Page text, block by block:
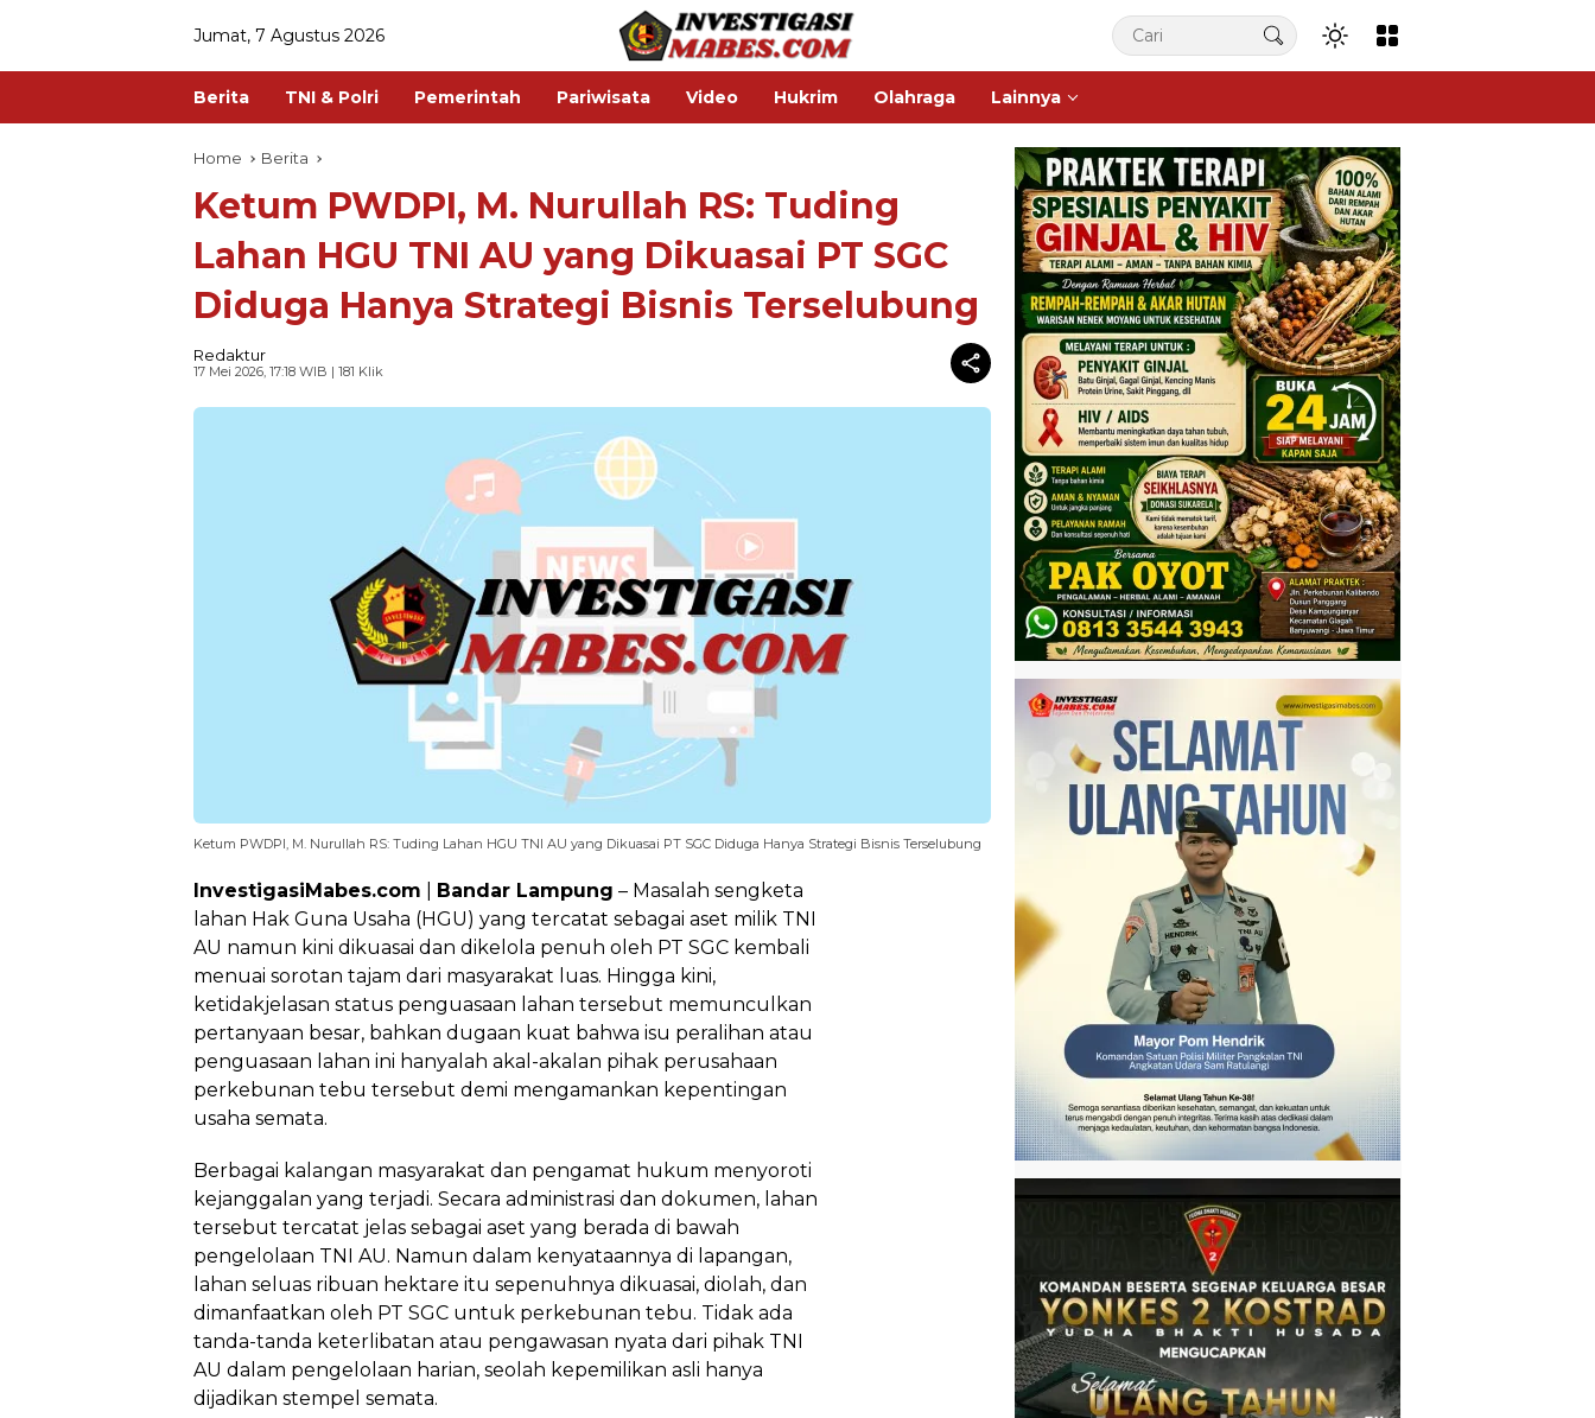
Jumat, 7 Agustus 2026
Berita TNI & Polri Pemerintah Pariwisata Video Hukrim Olahraga Lainnya
Home Berita
Ketum PWDPI, M. Nurullah RS: Tuding
Lahan HGU TNI AU yang Dikuasai PT SGC
Diduga Hanya Strategi Bisnis Terselubung
Redaktur
17 Mei 2026, 17:18 WIB | 181 Klik
Ketum PWDPI, M. Nurullah RS: Tuding Lahan HGU TNI AU yang Dikuasai PT SGC Diduga Hanya Strategi Bisnis Terselubung
InvestigasiMabes.com Bandar Lampung – Masalah sengketa
lahan Hak Guna Usaha (HGU) yang tercatat sebagai aset milik TNI
AU namun kini dikuasai dan dikelola penuh oleh PT SGC kembali
menuai sorotan tajam dari masyarakat luas. Hingga kini,
ketidakjelasan status penguasaan lahan tersebut memunculkan
pertanyaan besar, bahkan dugaan kuat bahwa isu peralihan atau
penguasaan lahan ini hanyalah akal-akalan pihak perusahaan
perkebunan tebu tersebut demi mengamankan kepentingan
usaha semata.
Berbagai kalangan masyarakat dan pengamat hukum menyoroti
kejanggalan yang terjadi. Secara administrasi dan dokumen, lahan
tersebut tercatat jelas sebagai aset yang berada di bawah
pengelolaan TNI AU. Namun dalam kenyataannya di lapangan,
lahan seluas ribuan hektare itu sepenuhnya dikuasai, diolah, dan
dimanfaatkan oleh PT SGC untuk perkebunan tebu. Tidak ada
tanda-tanda keterlibatan atau pengawasan nyata dari pihak TNI
AU dalam pengelolaan harian, seolah kepemilikan asli hanya
dijadikan stempel semata.